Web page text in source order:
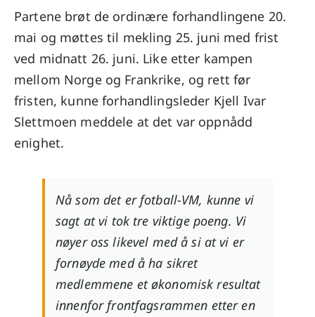
Partene brøt de ordinære forhandlingene 20.
mai og møttes til mekling 25. juni med frist
ved midnatt 26. juni. Like etter kampen
mellom Norge og Frankrike, og rett før
fristen, kunne forhandlingsleder Kjell Ivar
Slettmoen meddele at det var oppnådd
enighet.
Nå som det er fotball-VM, kunne vi
sagt at vi tok tre viktige poeng. Vi
nøyer oss likevel med å si at vi er
fornøyde med å ha sikret
medlemmene et økonomisk resultat
innenfor frontfagsrammen etter en